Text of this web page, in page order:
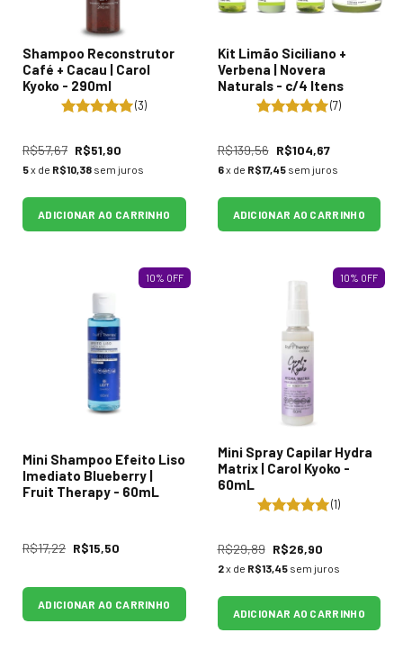
Shampoo Reconstrutor
Café + Cacau | Carol
Kyoko - 290ml
(3)
R$57,67 R$51,90
5x de R$10,38 sem juros
ADICIONAR AO CARRINHO
Kit Limão Siciliano +
Verbena | Novera
Naturals - c/4 Itens
(7)
R$139,56 R$104,67
6x de R$17,45 sem juros
ADICIONAR AO CARRINHO
10% OFF
Mini Shampoo Efeito Liso
Imediato Blueberry |
Fruit Therapy - 60mL
R$17,22 R$15,50
ADICIONAR AO CARRINHO
10% OFF
Mini Spray Capilar Hydra
Matrix | Carol Kyoko -
60mL
(1)
R$29,89 R$26,90
2x de R$13,45 sem juros
ADICIONAR AO CARRINHO